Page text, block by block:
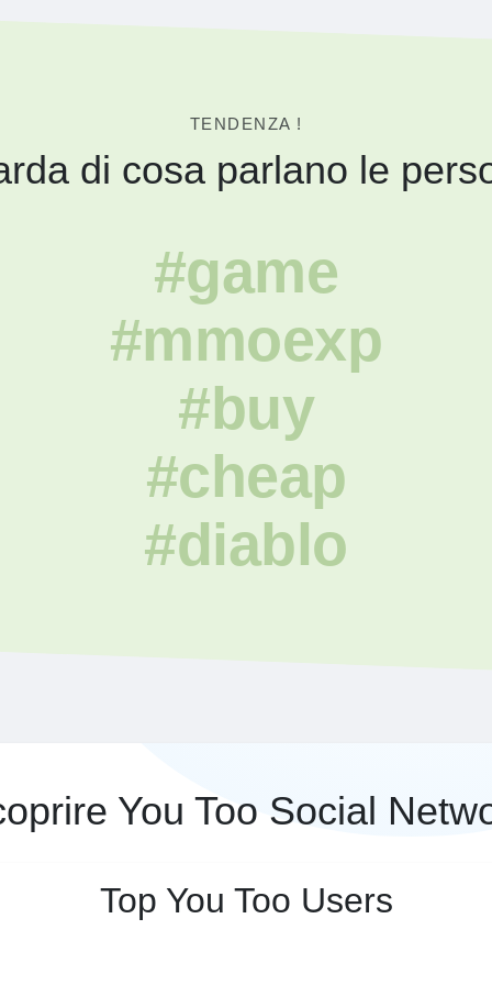
TENDENZA !
di cosa parlano le
#game
#mmoexp
#buy
#cheap
#diablo
You Too Social
Top You Too Users